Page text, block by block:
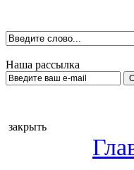
Наша рассылка
закрыть